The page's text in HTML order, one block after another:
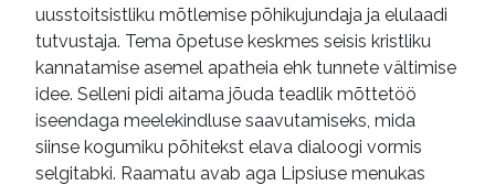
uusstoitsistliku mõtlemise põhikujundaja ja elulaadi
tutvustaja. Tema õpetuse keskmes seisis kristliku
kannatamise asemel apatheia ehk tunnete vältimise
idee. Selleni pidi aitama jõuda teadlik mõttetöö
iseendaga meelekindluse saavutamiseks, mida
siinse kogumiku põhitekst elava dialoogi vormis
selgitabki. Raamatu avab aga Lipsiuse menukas